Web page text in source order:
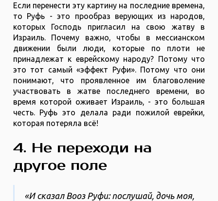
Если перенести эту картину на последние времена,
то Руфь - это прообраз верующих из народов,
которых Господь пригласил на свою жатву в
Израиль. Почему важно, чтобы в мессианском
движении были люди, которые по плоти не
принадлежат к еврейскому народу? Потому что
это тот самый «эффект Руфи». Потому что они
понимают, что проявленное им благоволение
участвовать в жатве последнего времени, во
время которой оживает Израиль, - это большая
честь. Руфь это делала ради пожилой еврейки,
которая потеряла всё!
4. Не переходи на
другое поле
«И сказал Вооз Руфи: послушай, дочь моя,